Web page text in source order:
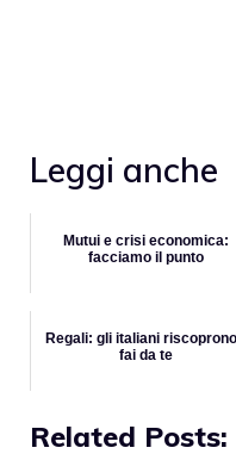
Leggi anche
Mutui e crisi economica:
facciamo il punto
Regali: gli italiani riscoprono
fai da te
Related Posts: